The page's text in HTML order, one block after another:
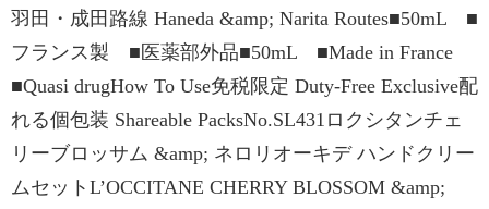
羽田・成田路線 Haneda &amp; Narita Routes■50mL ■
フランス製 ■医薬部外品■50mL ■Made in France
■Quasi drugHow To Use免税限定 Duty-Free Exclusive配
れる個包装 Shareable PacksNo.SL431ロクシタンチェ
リーブロッサム &amp; ネロリオーキデ ハンドクリー
ムセットL’OCCITANE CHERRY BLOSSOM &amp;